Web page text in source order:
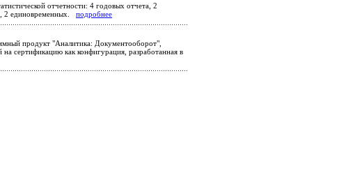
отчетности: 4 годовых отчета, 2
2 единовременных. подробнее
продукт "Аналитика: Документооборот",
сертификацию как конфигурация, разработанная в